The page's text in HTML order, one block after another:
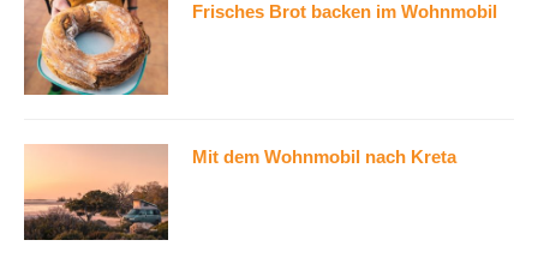
Frisches Brot backen im Wohnmobil
Mit dem Wohnmobil nach Kreta